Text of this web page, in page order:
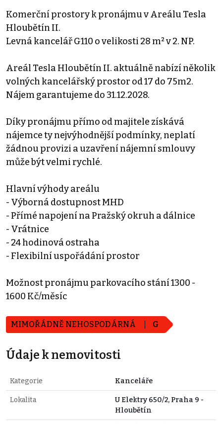
Komerční prostory k pronájmu v Areálu Tesla
Hloubětín II.
Levná kancelář G110 o velikosti 28 m² v 2. NP.
Areál Tesla Hloubětín II. aktuálně nabízí několik
volných kancelářský prostor od 17 do 75m2.
Nájem garantujeme do 31.12.2028.
Díky pronájmu přímo od majitele získává
nájemce ty nejvýhodnější podmínky, neplatí
žádnou provizi a uzavření nájemní smlouvy
může být velmi rychlé.
Hlavní výhody areálu
- Výborná dostupnost MHD
- Přímé napojení na Pražský okruh a dálnice
- Vrátnice
- 24 hodinová ostraha
- Flexibilní uspořádání prostor
Možnost pronájmu parkovacího stání 1300 -
1600 Kč/měsíc
MIMOŘÁDNĚ NEHOSPODÁRNÁ G
Údaje k nemovitosti
Kategorie Kanceláře
Lokalita
U Elektry 650/2, Praha 9 -
Hloubětín